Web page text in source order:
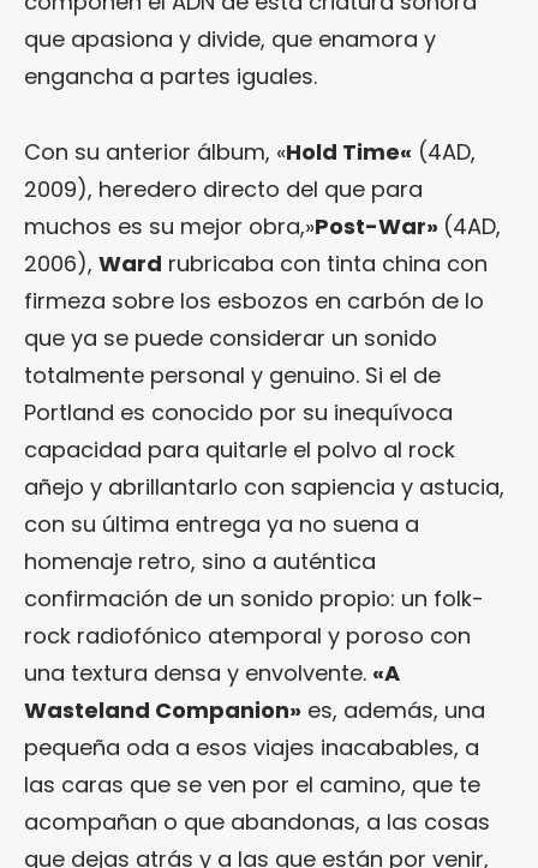
que apasiona y divide, que enamora y
engancha a partes iguales.
Con su anterior álbum, «Hold Time« (4AD,
2009), heredero directo del que para
muchos es su mejor obra,»Post-War» (4AD,
2006), Ward rubricaba con tinta china con
firmeza sobre los esbozos en carbón de lo
que ya se puede considerar un sonido
totalmente personal y genuino. Si el de
Portland es conocido por su inequívoca
capacidad para quitarle el polvo al rock
añejo y abrillantarlo con sapiencia y astucia,
con su última entrega ya no suena a
homenaje retro, sino a auténtica
confirmación de un sonido propio: un folk-
rock radiofónico atemporal y poroso con
una textura densa y envolvente. «A
Wasteland Companion» es, además, una
pequeña oda a esos viajes inacabables, a
las caras que se ven por el camino, que te
acompañan o que abandonas, a las cosas
que dejas atrás y a las que están por venir,